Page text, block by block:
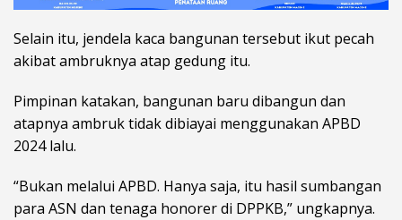
Selain itu, jendela kaca bangunan tersebut ikut pecah
akibat ambruknya atap gedung itu.
Pimpinan katakan, bangunan baru dibangun dan
atapnya ambruk tidak dibiayai menggunakan APBD
2024 lalu.
“Bukan melalui APBD. Hanya saja, itu hasil sumbangan
para ASN dan tenaga honorer di DPPKB,” ungkapnya.